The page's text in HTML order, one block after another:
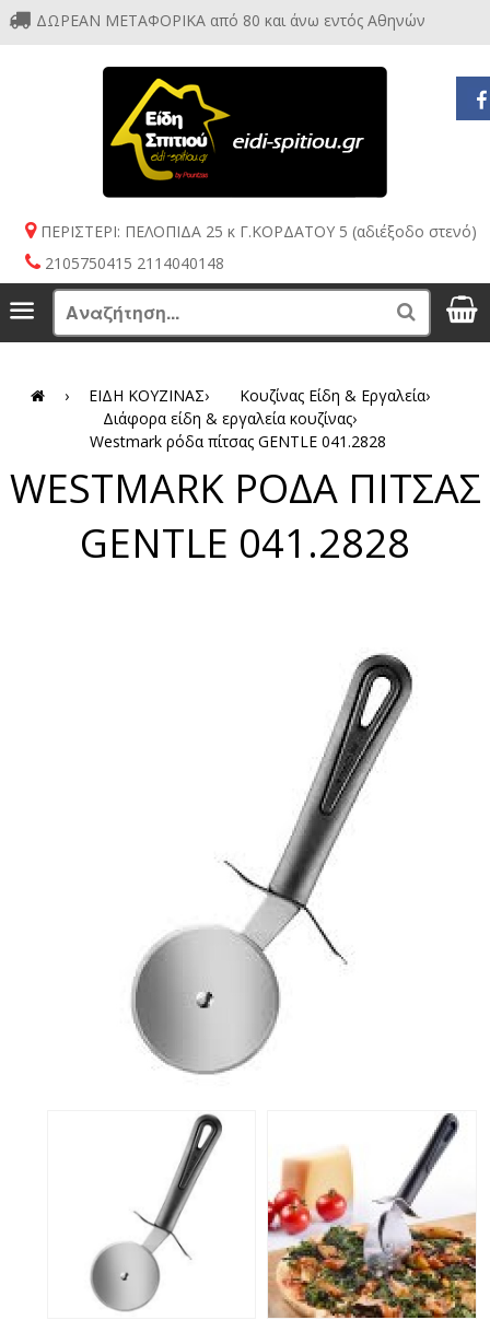
ΔΩΡΕΑΝ ΜΕΤΑΦΟΡΙΚΑ από 80 και άνω εντός Αθηνών
ΠΕΡΙΣΤΕΡΙ: ΠΕΛΟΠΙΔΑ 25 κ Γ.ΚΟΡΔΑΤΟΥ 5 (αδιέξοδο στενό)
2105750415 2114040148
Menu Search
› ΕΙΔΗ ΚΟΥΖΙΝΑΣ› Κουζίνας Είδη & Εργαλεία›
Διάφορα είδη & εργαλεία κουζίνας›
Westmark ρόδα πίτσας GENTLE 041.2828
WESTMARK ΡΟΔΑ ΠΙΤΣΑΣ
GENTLE 041.2828